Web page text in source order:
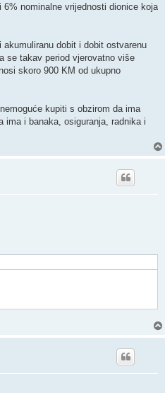
nominalne vrijednosti dionice koja
dobit i dobit ostvarenu
se takav period vjerovatno više
skoro 900 KM od ukupno
kupiti s obzirom da ima
ima i banaka, osiguranja, radnika i